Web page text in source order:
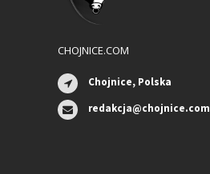
CHOJNICE.COM
Chojnice, Polska
redakcja@chojnice.com